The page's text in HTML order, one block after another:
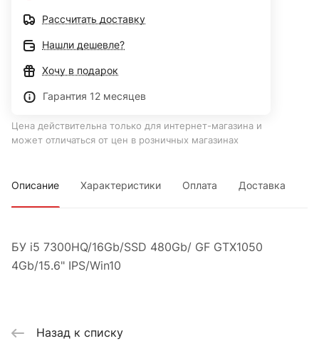
Рассчитать доставку
Нашли дешевле?
Хочу в подарок
Гарантия 12 месяцев
Цена действительна только для интернет-магазина и
может отличаться от цен в розничных магазинах
Описание Характеристики Оплата Доставка
БУ i5 7300HQ/16Gb/SSD 480Gb/ GF GTX1050
4Gb/15.6" IPS/Win10
Назад к списку